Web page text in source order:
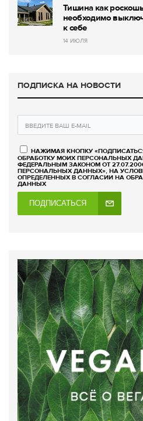
Тишина как
необходимо
к себе
14 ИЮЛЯ
ПОДПИСКА НА НОВОСТИ
НАЖИМАЯ КНОПКУ
ОБРАБОТКУ МОИХ ПЕРСОНАЛЬНЫХ
ФЕДЕРАЛЬНЫМ ЗАКОНОМ ОТ
ПЕРСОНАЛЬНЫХ ДАННЫХ», НА
ОПРЕДЕЛЕННЫХ В СОГЛАСИИ НА
ДАННЫХ
ПОДПИСАТЬСЯ